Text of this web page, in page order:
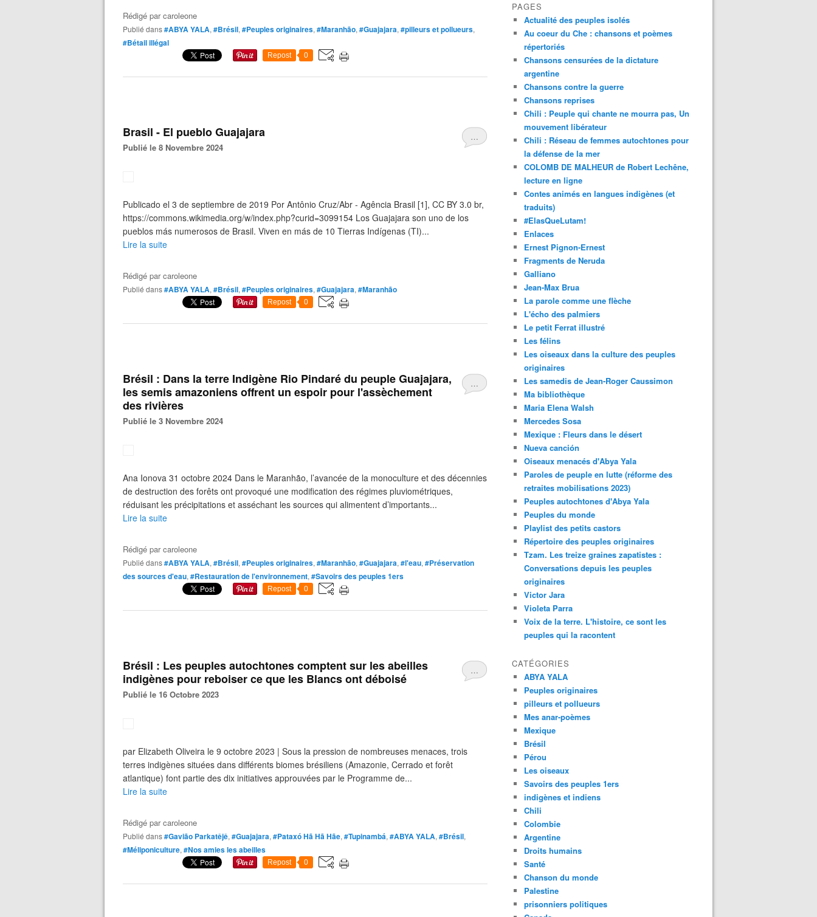
Rédigé parcaroleone
Publié dans#ABYA YALA, #Brésil, #Peuples originaires, #Maranhão, #Guajajara, #pilleurs et pollueurs,
#Bétail illégal
Repost 0
…
Brasil - El pueblo Guajajara
Publié le 8 Novembre 2024
Publicado el 3 de septiembre de 2019 Por Antônio Cruz/Abr - Agência Brasil [1], CC BY 3.0 br,
https://commons.wikimedia.org/w/index.php?curid=3099154 Los Guajajara son uno de los
pueblos más numerosos de Brasil. Viven en más de 10 Tierras Indígenas (TI)...
Lire la suite
Rédigé parcaroleone
Publié dans#ABYA YALA, #Brésil, #Peuples originaires, #Guajajara, #Maranhão
Repost 0
…
Brésil : Dans la terre Indigène Rio Pindaré du peuple Guajajara,
les semis amazoniens offrent un espoir pour l'assèchement
des rivières
Publié le 3 Novembre 2024
Ana Ionova 31 octobre 2024 Dans le Maranhão, l’avancée de la monoculture et des décennies
de destruction des forêts ont provoqué une modification des régimes pluviométriques,
réduisant les précipitations et asséchant les sources qui alimentent d’importants...
Lire la suite
Rédigé parcaroleone
Publié dans#ABYA YALA, #Brésil, #Peuples originaires, #Maranhão, #Guajajara, #l'eau, #Préservation
des sources d'eau, #Restauration de l'environnement, #Savoirs des peuples 1ers
Repost 0
…
Brésil : Les peuples autochtones comptent sur les abeilles
indigènes pour reboiser ce que les Blancs ont déboisé
Publié le 16 Octobre 2023
par Elizabeth Oliveira le 9 octobre 2023 | Sous la pression de nombreuses menaces, trois
terres indigènes situées dans différents biomes brésiliens (Amazonie, Cerrado et forêt
atlantique) font partie des dix initiatives approuvées par le Programme de...
Lire la suite
Rédigé parcaroleone
Publié dans#Gavião Parkatêjê, #Guajajara, #Pataxó Hã Hã Hãe, #Tupinambá, #ABYA YALA, #Brésil,
#Méliponiculture, #Nos amies les abeilles
Repost 0
PAGES
Actualité des peuples isolés
Au coeur du Che : chansons et poèmes
répertoriés
Chansons censurées de la dictature
argentine
Chansons contre la guerre
Chansons reprises
Chili : Peuple qui chante ne mourra pas, Un
mouvement libérateur
Chili : Réseau de femmes autochtones pour
la défense de la mer
COLOMB DE MALHEUR de Robert Lechêne,
lecture en ligne
Contes animés en langues indigènes (et
traduits)
#ElasQueLutam!
Enlaces
Ernest Pignon-Ernest
Fragments de Neruda
Galliano
Jean-Max Brua
La parole comme une flèche
L'écho des palmiers
Le petit Ferrat illustré
Les félins
Les oiseaux dans la culture des peuples
originaires
Les samedis de Jean-Roger Caussimon
Ma bibliothèque
Maria Elena Walsh
Mercedes Sosa
Mexique : Fleurs dans le désert
Nueva canción
Oiseaux menacés d'Abya Yala
Paroles de peuple en lutte (réforme des
retraites mobilisations 2023)
Peuples autochtones d'Abya Yala
Peuples du monde
Playlist des petits castors
Répertoire des peuples originaires
Tzam. Les treize graines zapatistes :
Conversations depuis les peuples
originaires
Victor Jara
Violeta Parra
Voix de la terre. L'histoire, ce sont les
peuples qui la racontent
CATÉGORIES
ABYA YALA
Peuples originaires
pilleurs et pollueurs
Mes anar-poèmes
Mexique
Brésil
Pérou
Les oiseaux
Savoirs des peuples 1ers
indigènes et indiens
Chili
Colombie
Argentine
Droits humains
Santé
Chanson du monde
Palestine
prisonniers politiques